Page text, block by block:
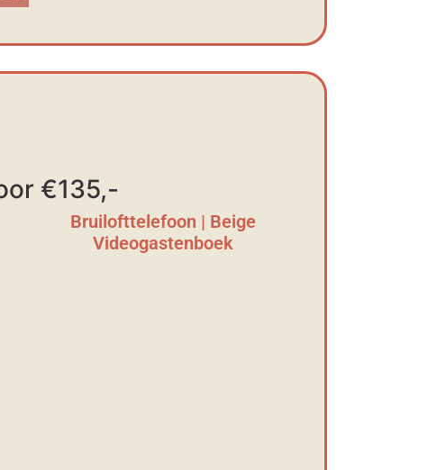
€135,-
Bruilofttelefoon | Beige
Videogastenboek